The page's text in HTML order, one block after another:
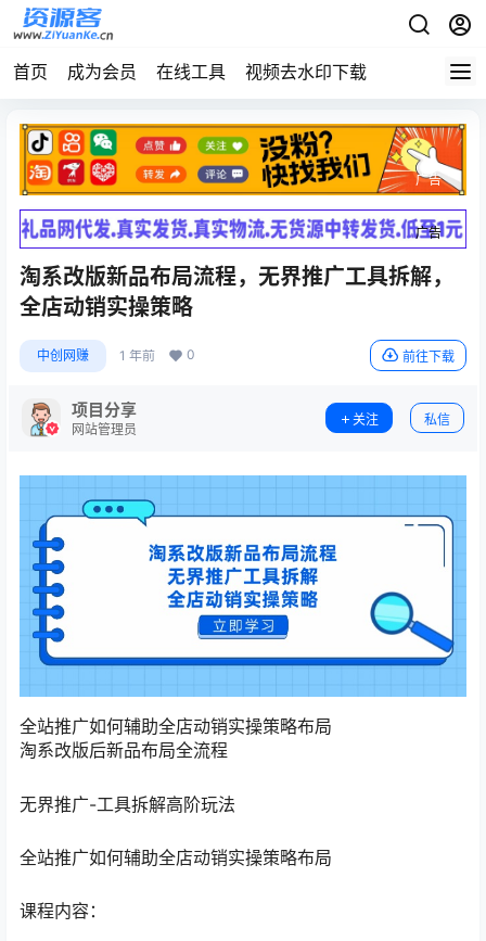
首页 成为会员 在线工具 视频去水印下载
广告
广告
淘系改版新品布局流程，无界推广工具拆解，
全店动销实操策略
中创网赚 1 年前 0 前往下载
项目分享
网站管理员
关注 私信
全站推广如何辅助全店动销实操策略布局
淘系改版后新品布局全流程
无界推广-工具拆解高阶玩法
全站推广如何辅助全店动销实操策略布局
课程内容：